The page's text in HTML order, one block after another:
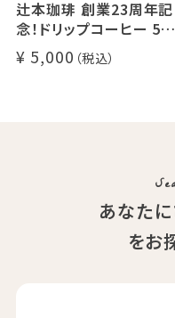
辻本珈琲 創業23周年記
念！ドリップコーヒー 5種
50杯セット
アニバーサリーブレンド（
5,000
あなた
をお